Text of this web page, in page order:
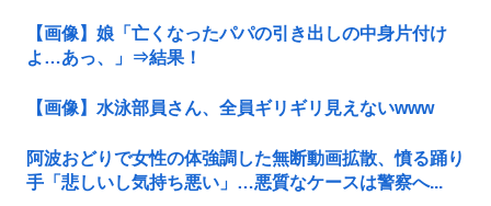
【画像】娘「亡くなったパパの引き出しの中身片付け
よ…あっ、」⇒結果！
【画像】水泳部員さん、全員ギリギリ見えないwww
阿波おどりで女性の体強調した無断動画拡散、憤る踊り
手「悲しいし気持ち悪い」…悪質なケースは警察へ...